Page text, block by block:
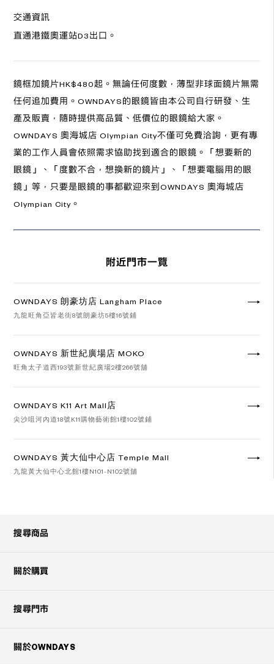
交通資訊
直通港鐵奧運站D3出口。
鏡框加鏡片HK$480起。無論任何度數，薄型非球面鏡片無需
任何追加費用。OWNDAYS的眼鏡皆由本公司自行研發、生
產及販賣，隨時提供高品質、低價位的眼鏡給大家。
OWNDAYS 奧海城店 Olympian City不僅可免費洽詢，更有專
業的工作人員會依照需求協助找到適合的眼鏡。「想要新的
眼鏡」、「度數不合，想換新的鏡片」、「想要電腦用的眼
鏡」等，只要是眼鏡的事都歡迎來到OWNDAYS 奧海城店
Olympian City。
附近門市一覽
OWNDAYS 朗豪坊店 Langham Place
九龍旺角亞皆老街8號朗豪坊5樓16號鋪
OWNDAYS 新世紀廣場店 MOKO
旺角太子道西193號新世紀廣場2樓266號舖
OWNDAYS K11 Art Mall店
尖沙咀河內道18號K11購物藝術館1樓102號鋪
OWNDAYS 黃大仙中心店 Temple Mall
九龍黃大仙中心北館1樓N101-N102號舖
搜尋商品
關於購買
搜尋門市
關於OWNDAYS